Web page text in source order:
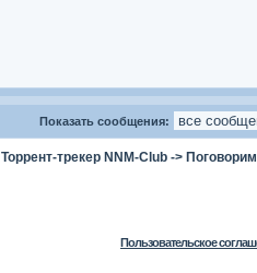
Показать сообщения:
Торрент-трекер NNM-Club -> Поговорим
Пользовательское